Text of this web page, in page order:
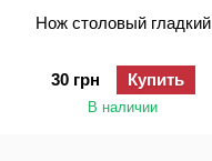
Нож столовый гладкий
30 грн Купить
В наличии